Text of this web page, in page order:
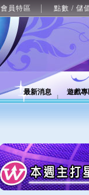
會員特區 點數 / 儲
最新消息 遊戲